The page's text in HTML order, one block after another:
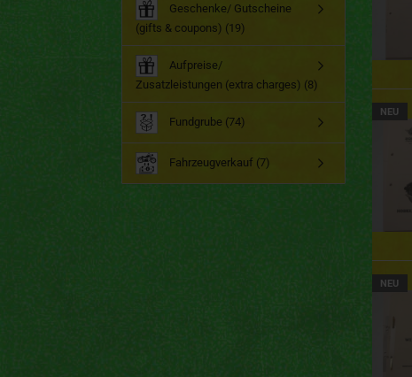
NEU
NEU
Geschenke/ Gutscheine
(gifts & coupons) (19)
Aufpreise/
Zusatzleistungen (extra charges) (8)
Fundgrube (74)
Fahrzeugverkauf (7)